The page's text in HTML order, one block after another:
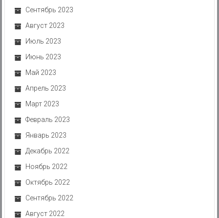
Сентябрь 2023
Август 2023
Июль 2023
Июнь 2023
Май 2023
Апрель 2023
Март 2023
Февраль 2023
Январь 2023
Декабрь 2022
Ноябрь 2022
Октябрь 2022
Сентябрь 2022
Август 2022